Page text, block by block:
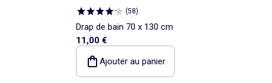
(58)
Drap de bain 70 x 130 cm
11,00 €
Ajouter au panier